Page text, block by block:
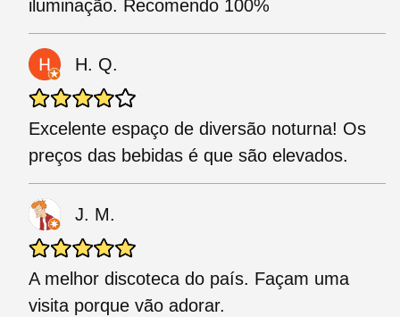
iluminação. Recomendo 100%
H. Q.
Excelente espaço de diversão noturna! Os
preços das bebidas é que são elevados.
J. M.
A melhor discoteca do país. Façam uma
visita porque vão adorar.